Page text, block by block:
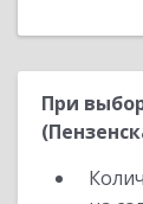
При